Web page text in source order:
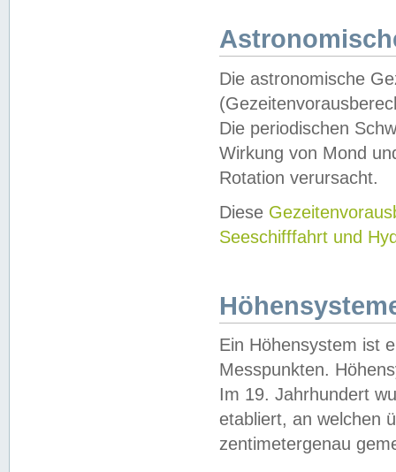
Die astronomische
Die periodischen
Wirkung von Mond
Rotation verursacht.
Diese
Seeschifffahrt und
Ein Höhensystem ist
Messpunkten.
Im 19. Jahrhundert
etabliert, an welchen
zentimetergenau